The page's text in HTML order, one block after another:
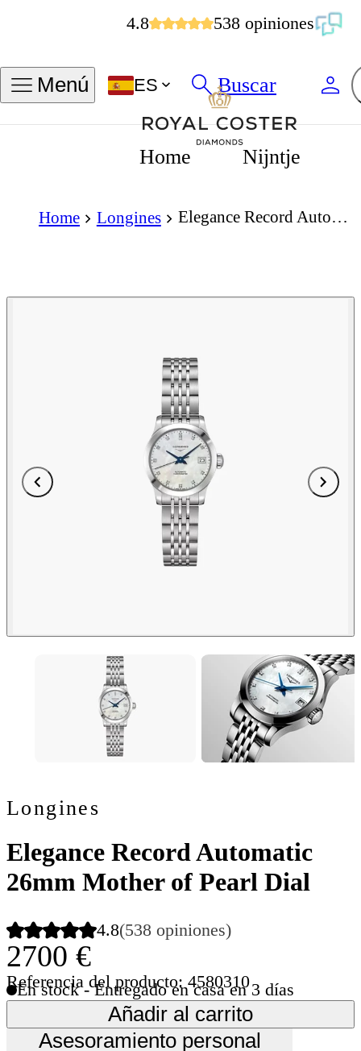
4.8 538 opiniones
Menú ES Buscar
Home Nijntje
Home Longines
Longines
Elegance Record Automatic
26mm Mother of Pearl Dial
4.8(538 opiniones)
2700 €
Referencia del producto: 4580310
En stock - Entregado en casa en 3 días
Añadir al carrito
Asesoramiento personal